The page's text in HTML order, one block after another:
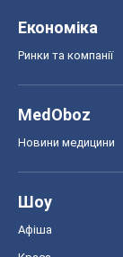
Економіка
Ринки та компанії
MedOboz
Новини медицини
Шоу
Афіша